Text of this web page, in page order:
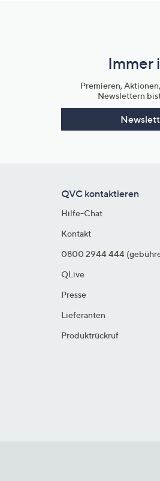
Immer
Premieren,
Newslettern
QVC kontaktieren
Hilfe-Chat
Kontakt
0800 2944 444
QLive
Presse
Lieferanten
Produktrückruf